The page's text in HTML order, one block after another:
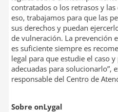
contratados o los retrasos y
eso, trabajamos para que las
sus derechos y puedan
de vulneración. La prevención
es suficiente siempre es
legal para que estudie el caso
adecuadas para solucionarlo”,
responsable del Centro de
Sobre onLygal